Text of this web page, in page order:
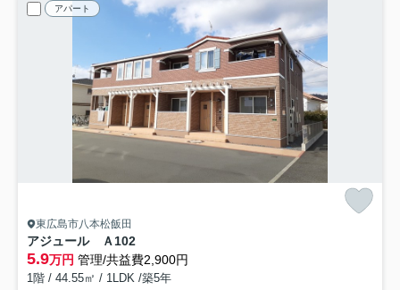
アパート
東広島市八本松飯田
アジュール Ａ102
5.9万円 管理/共益費2,900円
1階 / 44.55㎡ / 1LDK /築5年